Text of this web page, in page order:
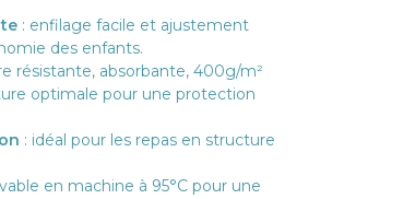
: enfilage facile et ajustement
des enfants.
résistante, absorbante, 400g/m²
optimale pour une protection
: idéal pour les repas en structure
en machine à 95°C pour une